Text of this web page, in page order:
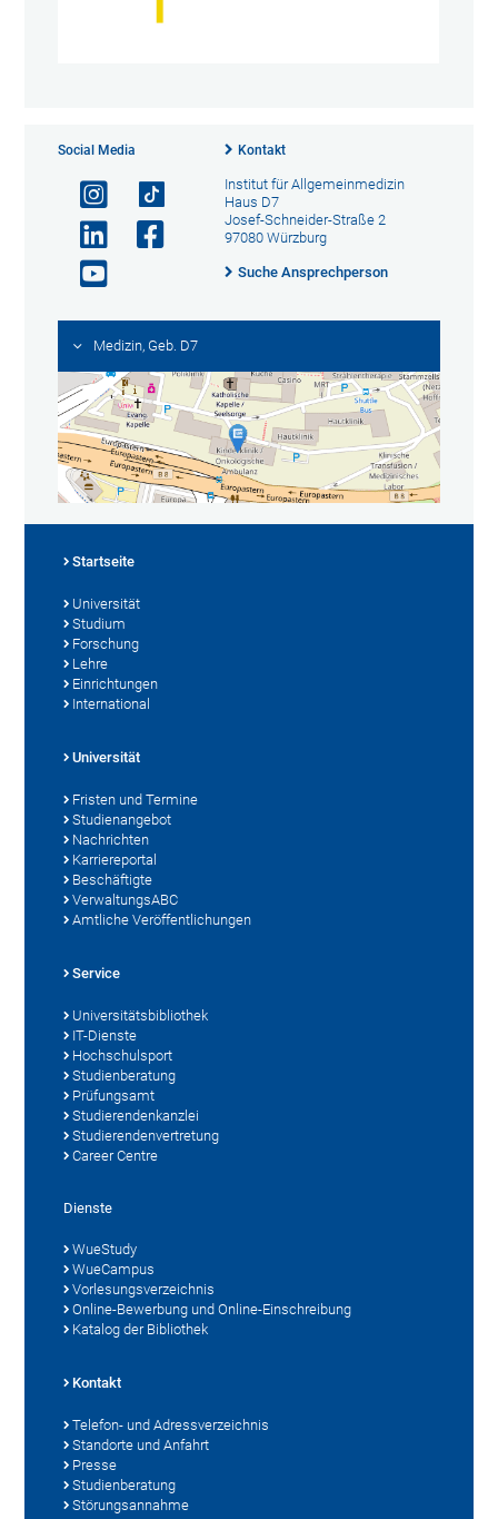
Social Media Kontakt
Institut für Allgemeinmedizin
Haus D7
Josef-Schneider-Straße 2
97080 Würzburg
Suche Ansprechperson
Medizin, Geb. D7
Startseite
Universität
Studium
Forschung
Lehre
Einrichtungen
International
Universität
Fristen und Termine
Studienangebot
Nachrichten
Karriereportal
Beschäftigte
VerwaltungsABC
Amtliche Veröffentlichungen
Service
Universitätsbibliothek
IT-Dienste
Hochschulsport
Studienberatung
Prüfungsamt
Studierendenkanzlei
Studierendenvertretung
Career Centre
Dienste
WueStudy
WueCampus
Vorlesungsverzeichnis
Online-Bewerbung und Online-Einschreibung
Katalog der Bibliothek
Kontakt
Telefon- und Adressverzeichnis
Standorte und Anfahrt
Presse
Studienberatung
Störungsannahme